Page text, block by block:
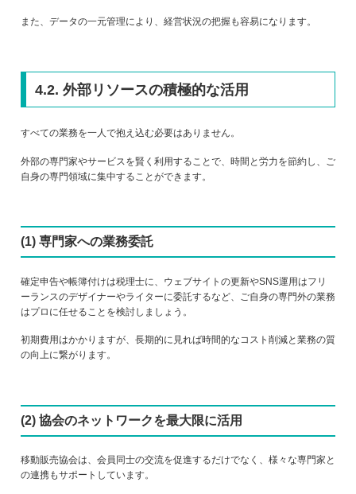
また、データの一元管理により、経営状況の把握も容易になります。
4.2. 外部リソースの積極的な活用
すべての業務を一人で抱え込む必要はありません。
外部の専門家やサービスを賢く利用することで、時間と労力を節約し、ご
自身の専門領域に集中することができます。
(1) 専門家への業務委託
確定申告や帳簿付けは税理士に、ウェブサイトの更新やSNS運用はフリ
ーランスのデザイナーやライターに委託するなど、ご自身の専門外の業務
はプロに任せることを検討しましょう。
初期費用はかかりますが、長期的に見れば時間的なコスト削減と業務の質
の向上に繋がります。
(2) 協会のネットワークを最大限に活用
移動販売協会は、会員同士の交流を促進するだけでなく、様々な専門家と
の連携もサポートしています。